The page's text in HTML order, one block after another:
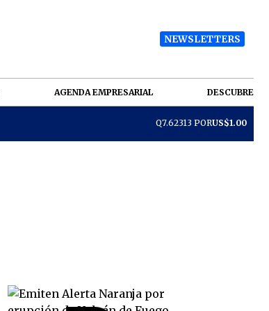
NEWSLETTERS
AGENDA EMPRESARIAL DESCUBRE
Q7.62313 PORUS$1.00